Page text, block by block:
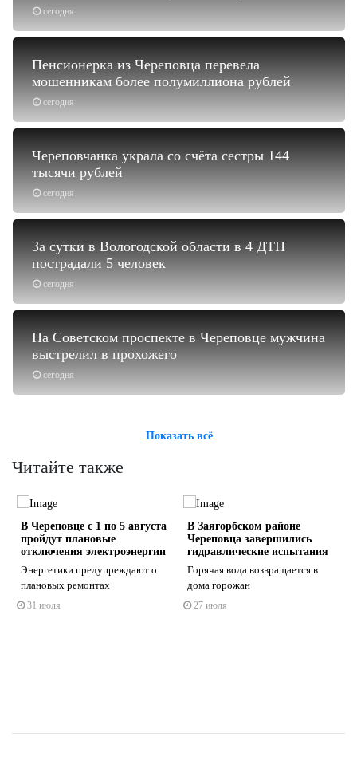
сегодня
сегодня
Пенсионерка из Череповца перевела
мошенникам более полумиллиона рублей
сегодня
Череповчанка украла со счёта сестры 144
тысячи рублей
сегодня
За сутки в Вологодской области в 4 ДТП
пострадали 5 человек
сегодня
На Советском проспекте в Череповце мужчина
выстрелил в прохожего
Показать всё
Читайте также
В Череповце с 1 по 5 августа
пройдут плановые
отключения электроэнергии
Энергетики предупреждают о
плановых ремонтах
31 июля
В Заягорбском районе
Череповца завершились
гидравлические испытания
Горячая вода возвращается в
дома горожан
27 июля